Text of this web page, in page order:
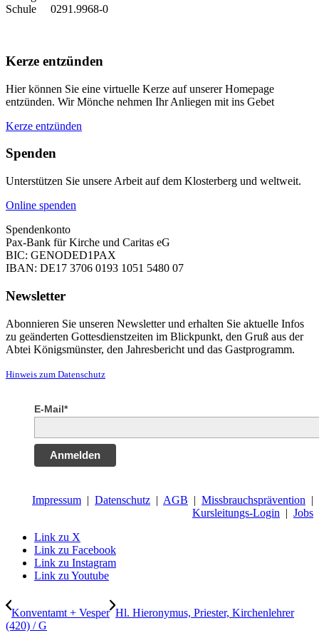
Schule 0291.9968-0
Kerze entzünden
Hier können Sie eine virtuelle Kerze auf unserer Homepage
entzünden. Wir Mönche nehmen Ihr Anliegen mit ins Gebet
Kerze entzünden
Spenden
Unterstützen Sie unsere Arbeit auf dem Klosterberg und weltweit.
Online spenden
Spendenkonto
Pax-Bank für Kirche und Caritas eG
BIC: GENODED1PAX
IBAN: DE17 3706 0193 1051 5480 07
Newsletter
Abonnieren Sie unseren Newsletter und erhalten Sie aktuelle Infos
zu geänderten Gottesdienstzeiten im Blickpunkt, den Gruß aus der
Abtei Königsmünster, den Jahresbericht und das Gastprogramm.
Hinweis zum Datenschutz
E-Mail*
Anmelden
Impressum | Datenschutz | AGB | Missbrauchsprävention |
Kursleitungs-Login | Jobs
Link zu X
Link zu Facebook
Link zu Instagram
Link zu Youtube
Konventamt + Vesper Hl. Hieronymus, Priester, Kirchenlehrer
(420) / G